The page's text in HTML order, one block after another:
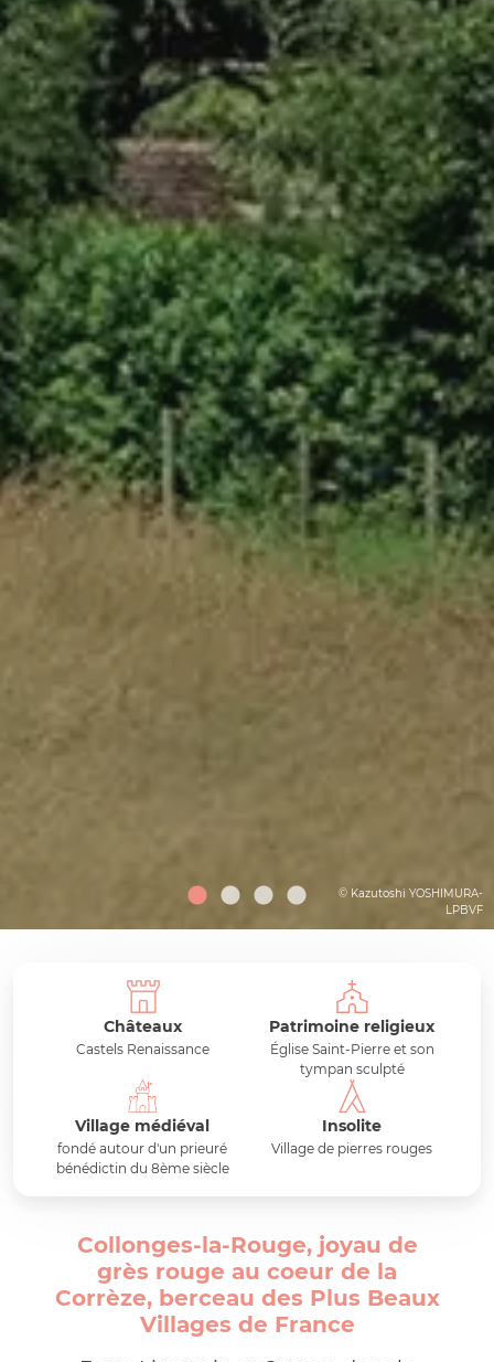
© Kazutoshi YOSHIMURA-
LPBVF
Châteaux
Castels Renaissance
Patrimoine religieux
Église Saint-Pierre et son
tympan sculpté
Village médiéval
fondé autour d'un prieuré
bénédictin du 8ème siècle
Insolite
Village de pierres rouges
Collonges-la-Rouge, joyau de
grès rouge au coeur de la
Corrèze, berceau des Plus Beaux
Villages de France